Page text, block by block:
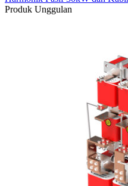
Produk Unggulan